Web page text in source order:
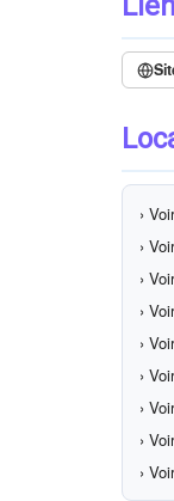
›
›
›
›
›
›
›
›
›